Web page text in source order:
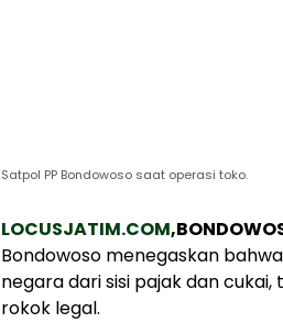
Satpol PP Bondowoso saat operasi toko.
LOCUSJATIM.COM
Bondowoso menegaskan
negara dari sisi pajak dan
rokok legal.